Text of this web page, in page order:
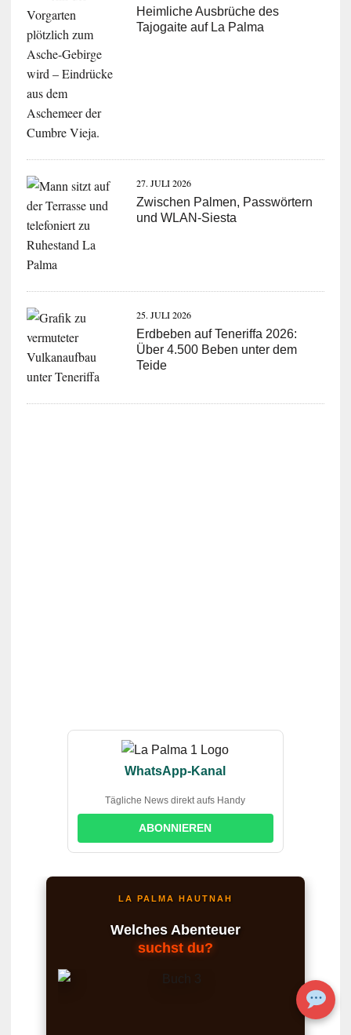
Heimliche Ausbrüche des
Tajogaite auf La Palma
27. JULI 2026
Zwischen Palmen, Passwörtern
und WLAN-Siesta
25. JULI 2026
Erdbeben auf Teneriffa 2026:
Über 4.500 Beben unter dem
Teide
WhatsApp-Kanal
Tägliche News direkt aufs Handy
ABONNIEREN
LA PALMA HAUTNAH
Welches Abenteuer
suchst du?